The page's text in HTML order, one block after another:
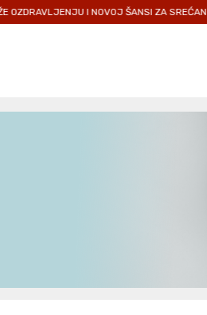
I NOVOJ ŠANSI ZA SREĆAN ŽIVOT.